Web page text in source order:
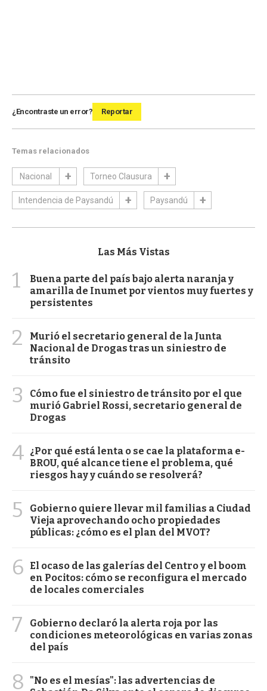
¿Encontraste un error? Reportar
Temas relacionados
Nacional Torneo Clausura
Intendencia de Paysandú Paysandú
Las Más Vistas
1
Buena parte del país bajo alerta naranja y
amarilla de Inumet por vientos muy fuertes y
persistentes
2
Murió el secretario general de la Junta
Nacional de Drogas tras un siniestro de
tránsito
3
Cómo fue el siniestro de tránsito por el que
murió Gabriel Rossi, secretario general de
Drogas
4 ¿Por qué está lenta o se cae la plataforma e-
BROU, qué alcance tiene el problema, qué
riesgos hay y cuándo se resolverá?
5
Gobierno quiere llevar mil familias a Ciudad
Vieja aprovechando ocho propiedades
públicas: ¿cómo es el plan del MVOT?
6
El ocaso de las galerías del Centro y el boom
en Pocitos: cómo se reconfigura el mercado
de locales comerciales
7
Gobierno declaró la alerta roja por las
condiciones meteorológicas en varias zonas
del país
8
"No es el mesías": las advertencias de